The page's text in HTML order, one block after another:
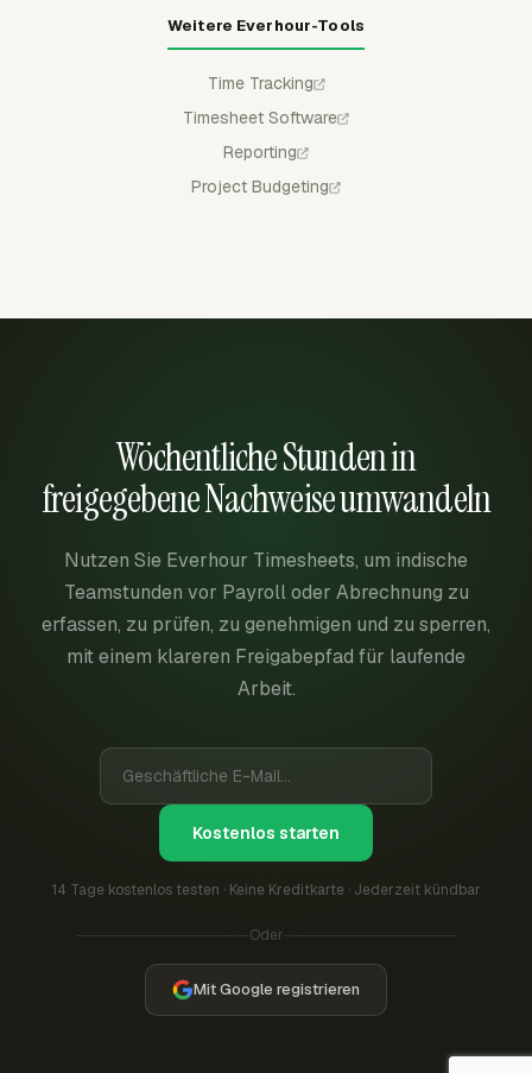
Weitere Everhour-Tools
Time Tracking
Timesheet Software
Reporting
Project Budgeting
Wöchentliche Stunden in
freigegebene Nachweise umwandeln
Nutzen Sie Everhour Timesheets, um indische
Teamstunden vor Payroll oder Abrechnung zu
erfassen, zu prüfen, zu genehmigen und zu sperren,
mit einem klareren Freigabepfad für laufende
Arbeit.
Kostenlos starten
14 Tage kostenlos testen · Keine Kreditkarte · Jederzeit kündbar
Oder
Mit Google registrieren